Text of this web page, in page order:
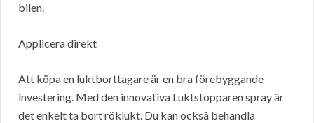
bilen.
Applicera direkt
Att köpa en luktborttagare är en bra förebyggande
investering. Med den innovativa Luktstopparen spray är
det enkelt ta bort röklukt. Du kan också behandla